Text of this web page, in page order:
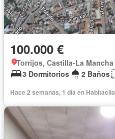
100.000 €
Torrijos, Castilla-La Mancha
3 Dormitorios
2 Baños
Hace 2 semanas, 1 día en Habitaclia